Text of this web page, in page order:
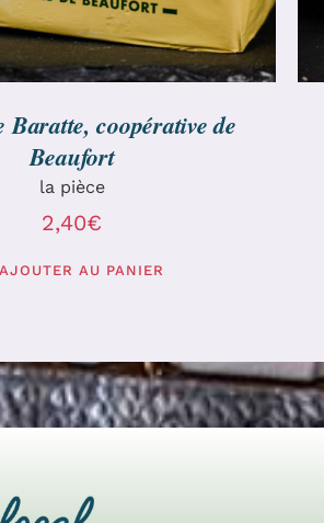
Baratte, coopérative de
Beaufort
la pièce
2,40€
AJOUTER AU PANIER